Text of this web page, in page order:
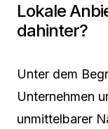
Lokale
dahinter?
Unter dem
Unternehmen
unmittelbarer